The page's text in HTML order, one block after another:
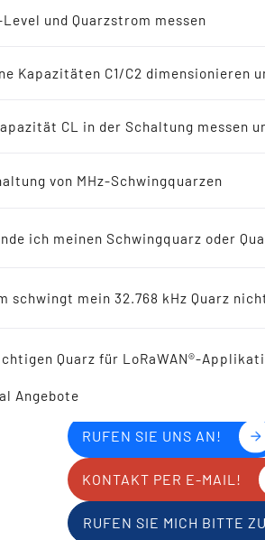
kHz Lösungen
Angebote
und Quarzstrom messen
Kapazitäten C1/C2 dimensionieren
CL in der Schaltung messen
von MHz-Schwingquarzen
ich meinen Schwingquarz oder
schwingt mein 32.768 kHz Quarz
Quarz für LoRaWAN®-
SMD TCXO
mm 9.6 - 52.0
RUFEN SIE UNS AN!
KONTAKT PER E-MAIL!
RUFEN SIE MICH BITTE